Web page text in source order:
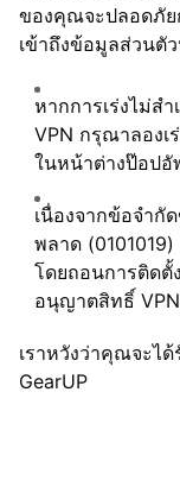
ของคุณจะปลอดภัย
เข้าถึงข้อมูลส่วนตั
หากการเร่งไม่ส
VPN กรุณาลองเ
ในหน้าต่างป๊อปอั
เนื่องจากข้อจำ
พลาด
โดยถอนการติดตั้
อนุญาตสิทธิ์ VPN
เราหวังว่าคุณจะไ
GearUP